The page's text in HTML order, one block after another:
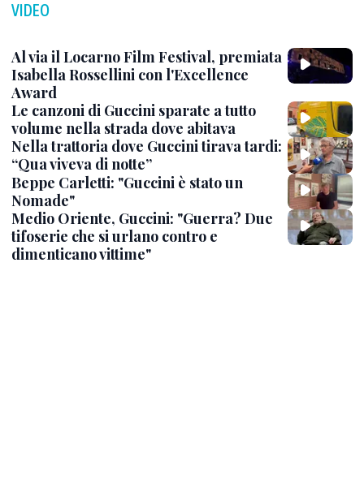
VIDEO
Al via il Locarno Film Festival, premiata
Isabella Rossellini con l'Excellence
Award
Le canzoni di Guccini sparate a tutto
volume nella strada dove abitava
Nella trattoria dove Guccini tirava tardi:
“Qua viveva di notte”
Beppe Carletti: "Guccini è stato un
Nomade"
Medio Oriente, Guccini: "Guerra? Due
tifoserie che si urlano contro e
dimenticano vittime"